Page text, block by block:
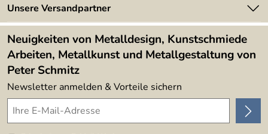
Newsletter
Lieferbedingungen
Kundenbewertungen (394)
4,9/5
Unsere Versandpartner
Neuigkeiten von Metalldesign, Kunstschmiede
Arbeiten, Metallkunst und Metallgestaltung von
Peter Schmitz
Newsletter anmelden & Vorteile sichern